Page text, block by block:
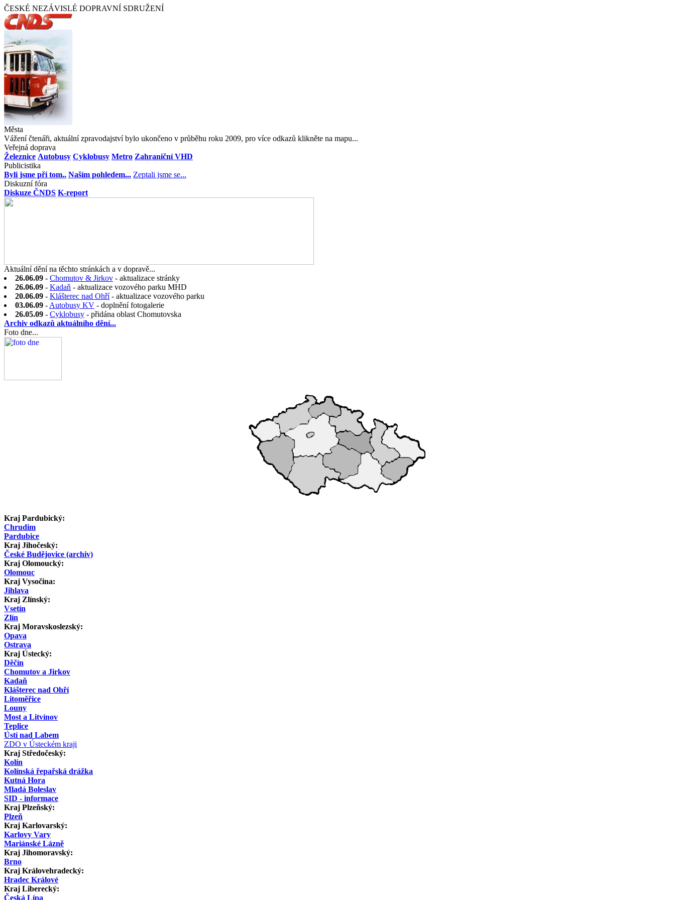
ČESKÉ NEZÁVISLÉ DOPRAVNÍ SDRUŽENÍ
Města
Vážení čtenáři, aktuální zpravodajství bylo ukončeno v průběhu roku 2009, pro více odkazů klikněte na mapu...
Veřejná doprava
Železnice Autobusy Cyklobusy Metro Zahraniční VHD
Publicistika
Byli jsme při tom.. Naším pohledem... Zeptali jsme se...
Diskuzní fóra
Diskuze ČNDS K-report
Aktuální dění na těchto stránkách a v dopravě...
26.06.09 - Chomutov & Jirkov - aktualizace stránky
26.06.09 - Kadaň - aktualizace vozového parku MHD
20.06.09 - Klášterec nad Ohří- aktualizace vozového parku
03.06.09 - Autobusy KV - doplnění fotogalerie
26.05.09 - Cyklobusy - přidána oblast Chomutovska
Archiv odkazů aktuálního dění...
Foto dne...
Kraj Pardubický:
Chrudim
Pardubice
Kraj Jihočeský:
České Budějovice (archiv)
Kraj Olomoucký:
Olomouc
Kraj Vysočina:
Jihlava
Kraj Zlínský:
Vsetín
Zlín
Kraj Moravskoslezský:
Opava
Ostrava
Kraj Ústecký:
Děčín
Chomutov a Jirkov
Kadaň
Klášterec nad Ohří
Litoměřice
Louny
Most a Litvínov
Teplice
Ústí nad Labem
ZDO v Ústeckém kraji
Kraj Středočeský:
Kolín
Kolínská řepařská drážka
Kutná Hora
Mladá Boleslav
SID - informace
Kraj Plzeňský:
Plzeň
Kraj Karlovarský:
Karlovy Vary
Mariánské Lázně
Kraj Jihomoravský:
Brno
Kraj Královehradecký:
Hradec Králové
Kraj Liberecký:
Česká Lípa